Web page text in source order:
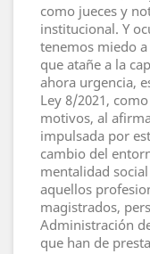
como jueces y
institucional. Y
tenemos miedo
que atañe a la
ahora urgencia,
Ley 8/2021,
motivos, al
impulsada por
cambio del
mentalidad
aquellos
magistrados,
Administración
que han de